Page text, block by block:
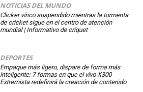
NOTICIAS DEL MUNDO
Clicker vírico suspendido mientras la tormenta
de cricket sigue en el centro de atención
mundial | Informativo de críquet
DEPORTES
Empaque más ligero, dispare de forma más
inteligente: 7 formas en que el vivo X300
Extremista redefinirá la creación de contenido